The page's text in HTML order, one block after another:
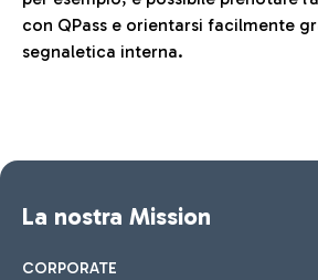
con QPass e orientarsi facilmente
segnaletica interna.
La nostra Mission
CORPORATE